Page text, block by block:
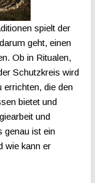
spielt der
geht, einen
Ob in Ritualen,
Schutzkreis wird
errichten, die den
bietet und
und
genau ist ein
wie kann er